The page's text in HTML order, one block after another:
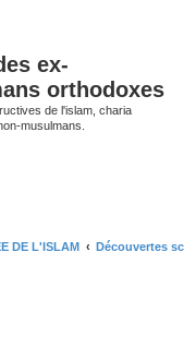
ex-
orthodoxes
de l'islam, charia
musulmans.
DE L'ISLAM Découvertes